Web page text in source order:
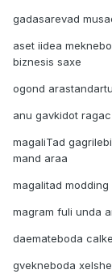
gadasarevad
aset iidea
biznesis saxe
ogond
anu gavkidot
magaliTad
mand araa
magalitad
magram fuli unda
daemateboda
gvekneboda